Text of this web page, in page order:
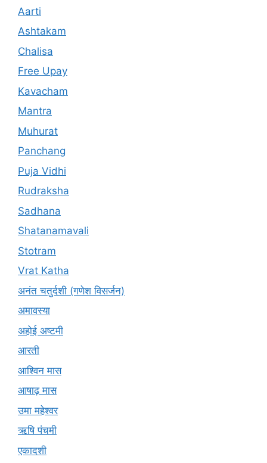
Aarti
Ashtakam
Chalisa
Free Upay
Kavacham
Mantra
Muhurat
Panchang
Puja Vidhi
Rudraksha
Sadhana
Shatanamavali
Stotram
Vrat Katha
अनंत चतुर्दशी (गणेश विसर्जन)
अमावस्या
अहोई अष्टमी
आरती
आश्विन मास
आषाढ़ मास
उमा महेश्वर
ऋषि पंचमी
एकादशी